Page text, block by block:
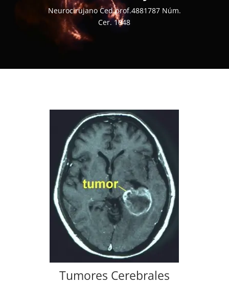
Neurocirujano Ced.prof.4881787 Núm.
Cer. 1048
Tumores Cerebrales